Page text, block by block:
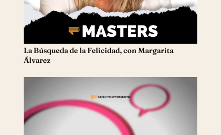
La Búsqueda de la Felicidad, con Margarita
Álvarez